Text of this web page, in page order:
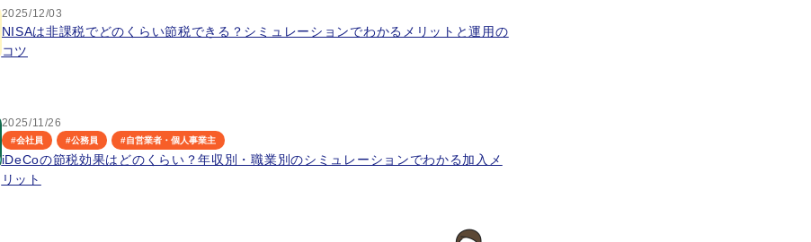
2025/12/03
NISAは非課税でどのくらい節税できる？シミュレーションでわかるメリットと運用の
コツ
2025/11/26
#会社員 #公務員 #自営業者・個人事業主
iDeCoの節税効果はどのくらい？年収別・職業別のシミュレーションでわかる加入メ
リット